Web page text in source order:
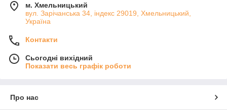
м. Хмельницький
вул. Зарічанська 34, індекс 29019, Хмельницький,
Україна
Контакти
Сьогодні вихідний
Показати весь графік роботи
Про нас